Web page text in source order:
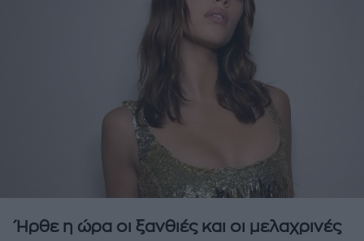
Ήρθε η ώρα οι ξανθιές και οι μελαχρινές